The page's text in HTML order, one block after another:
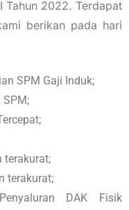
Tahun 2022. Terdapat
berikan pada hari
SPM Gaji Induk;
terakurat;
terakurat;
DAK Fisik